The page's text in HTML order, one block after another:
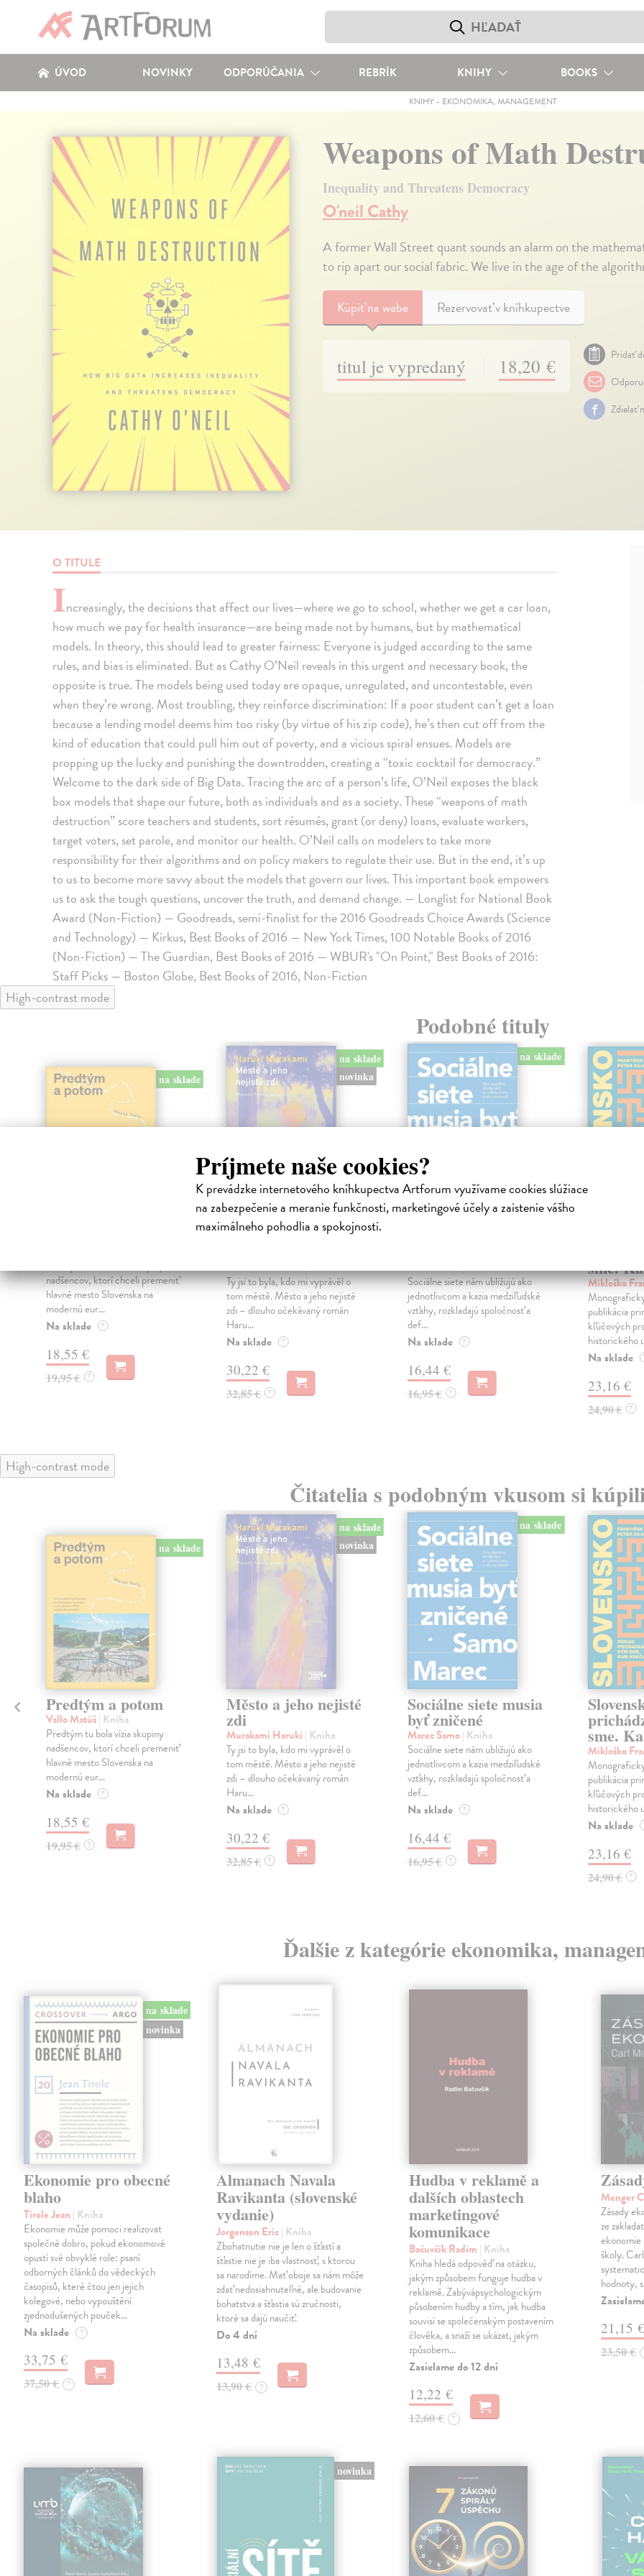
Príjmete naše cookies?
K prevádzke internetového kníhkupectva Artforum využívame cookies slúžiace
na zabezpečenie a meranie funkčnosti, marketingové účely a zaistenie vášho
maximálneho pohodlia a spokojnosti.
ÚVOD NOVINKY ODPORÚČANIA REBRÍK KNIHY BOOKS
KNIHY- EKONOMIKA, MANAGEMENT
Weapons of Math
Inequality and Threatens Democracy
O'neil Cathy
A former Wall Street quant sounds an alarm on the
to rip apart our social fabric. We live in the age of the
Kúpiťna webe Rezervovať v kníhkupectve
titul je vypredaný 18,20 €
Pridať
Zdielať
O TITULE
Increasingly, the decisions that affect our lives—where we go to school, whether we get a car loan,
how much we pay for health insurance—are being made not by humans, but by mathematical
models. In theory, this should lead to greater fairness: Everyone is judged according to the same
rules, and bias is eliminated. But as Cathy O’Neil reveals in this urgent and necessary book, the
opposite is true. The models being used today are opaque, unregulated, and uncontestable, even
when they’re wrong. Most troubling, they reinforce discrimination: If a poor student can’t get a loan
because a lending model deems him too risky (by virtue of his zip code), he’s then cut off from the
kind of education that could pull him out of poverty, and a vicious spiral ensues. Models are
propping up the lucky and punishing the downtrodden, creating a “toxic cocktail for democracy.”
Welcome to the dark side of Big Data. Tracing the arc of a person’s life, O’Neil exposes the black
box models that shape our future, both as individuals and as a society. These “weapons of math
destruction” score teachers and students, sort résumés, grant (or deny) loans, evaluate workers,
target voters, set parole, and monitor our health. O’Neil calls on modelers to take more
responsibility for their algorithms and on policy makers to regulate their use. But in the end, it’s up
to us to become more savvy about the models that govern our lives. This important book empowers
us to ask the tough questions, uncover the truth, and demand change. — Longlist for National Book
Award (Non-Fiction) — Goodreads, semi-finalist for the 2016 Goodreads Choice Awards (Science
and Technology) — Kirkus, Best Books of 2016 — New York Times, 100 Notable Books of 2016
(Non-Fiction) — The Guardian, Best Books of 2016 — WBUR's "On Point," Best Books of 2016:
Staff Picks — Boston Globe, Best Books of 2016, Non-Fiction
High-contrast mode
Podobné tituly
na sklade
nadšencov, ktorí chceli premeniť
hlavné mesto Slovenska na
modernú eur...
Na sklade ?
18,55 €
19,95 € ?
na sklade
novinka
Město a jeho nejisté
Murakami Haruki| Kniha
Ty jsi to byla, kdo mi vyprávěl o
tom městě. Město a jeho nejisté
zdi – dlouho očekávaný román
Haru...
Na sklade ?
30,22 €
32,85 € ?
na sklade
Marec Samo| Kniha
Sociálne siete nám ubližujú ako
jednotlivcom a kazia medziľudské
vzťahy, rozkladajú spoločnosť a
def...
Na sklade ?
16,44 €
16,95 € ?
sme.
Mikloško
publikácia
kľúčových
historického
Na sklade
23,16 €
24,90 € ?
High-contrast mode
Čitatelia s podobným vkusom si
na sklade
Predtým a potom
Vallo Matúš| Kniha
Predtým tu bola vízia skupiny
nadšencov, ktorí chceli premeniť
hlavné mesto Slovenska na
modernú eur...
Na sklade ?
18,55 €
19,95 € ?
na sklade
novinka
Město a jeho nejisté
zdi
Murakami Haruki | Kniha
Ty jsi to byla, kdo mi vyprávěl o
tom městě. Město a jeho nejisté
zdi – dlouho očekávaný román
Haru...
Na sklade ?
30,22 €
32,85 € ?
na sklade
Sociálne siete musia
byť zničené
Marec Samo| Kniha
Sociálne siete nám ubližujú ako
jednotlivcom a kazia medziľudské
vzťahy, rozkladajú spoločnosť a
def...
Na sklade ?
16,44 €
16,95 € ?
sme.
Mikloško
publikácia
kľúčových
historického
Na sklade
23,16 €
24,90 € ?
Ďalšie z kategórie ekonomika,
na sklade
novinka
Ekonomie pro obecné
blaho
Tirole Jean | Kniha
Ekonomie může pomoci realizovat
společné dobro, pokud ekonomové
opustí své obvyklé role: psaní
odborných článků do vědeckých
časopisů, které čtou jen jejich
kolegové, nebo vypouštění
zjednodušených pouček…
Na sklade ?
33,75 €
37,50 € ?
Almanach Navala
Ravikanta (slovenské
vydanie)
Jorgenson Eric| Kniha
Zbohatnutie nie je len o šťastí a
šťastie nie je iba vlastnosť, s ktorou
sa narodíme. Mať oboje sa nám môže
zdať nedosiahnuteľné, ale budovanie
bohatstva a šťastia sú zručnosti,
ktoré sa dajú naučiť.
Do 4 dní
13,48 €
13,90 € ?
Hudba v reklamě a
dalších oblastech
marketingové
komunikace
Bačuvčík Radim | Kniha
Kniha hledá odpověď na otázku,
jakým způsobem funguje hudba v
reklamě. Zabývápsychologickým
působením hudby a tím, jak hudba
souvisí se společenským postavením
člověka, a snaží se ukázat, jakým
způsobem…
Zasielame do 12 dní
12,22 €
12,60 € ?
Menger
Zásady
ze
školy.
hodnoty,
21,15 €
23,50 €
novinka